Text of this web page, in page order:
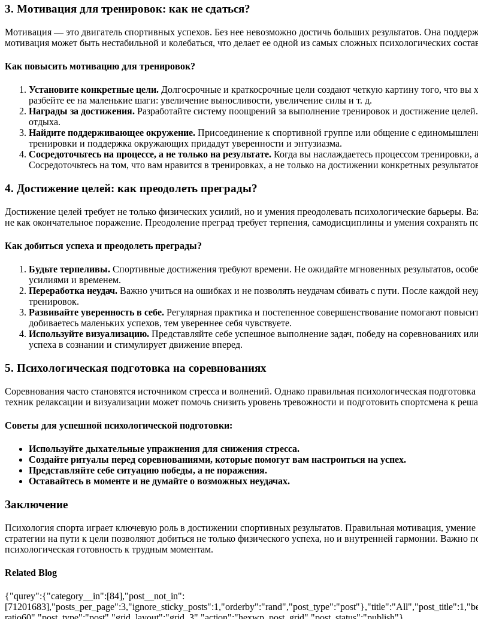
3. Мотивация для тренировок: как не сдаться?
Мотивация — это двигатель спортивных успехов. Без нее невозможно достичь больших результатов. Она
мотивация может быть нестабильной и колебаться, что делает ее одной из самых сложных психологических
Как повысить мотивацию для тренировок?
Установите конкретные цели. Долгосрочные и краткосрочные цели создают четкую картину того, что
разбейте ее на маленькие шаги: увеличение выносливости, увеличение силы и т. д.
Награды за достижения. Разработайте систему поощрений за выполнение тренировок и достижение
отдыха.
Найдите поддерживающее окружение. Присоединение к спортивной группе или общение с
тренировки и поддержка окружающих придадут уверенности и энтузиазма.
Сосредоточьтесь на процессе, а не только на результате. Когда вы наслаждаетесь процессом
Сосредоточьтесь на том, что вам нравится в тренировках, а не только на достижении конкретных
4. Достижение целей: как преодолеть преграды?
Достижение целей требует не только физических усилий, но и умения преодолевать психологические барьеры.
не как окончательное поражение. Преодоление преград требует терпения, самодисциплины и умения сохранять
Как добиться успеха и преодолеть преграды?
Будьте терпеливы. Спортивные достижения требуют времени. Не ожидайте мгновенных результатов,
усилиями и временем.
Переработка неудач. Важно учиться на ошибках и не позволять неудачам сбивать с пути. После каждой
тренировок.
Развивайте уверенность в себе. Регулярная практика и постепенное совершенствование помогают
добиваетесь маленьких успехов, тем увереннее себя чувствуете.
Используйте визуализацию. Представляйте себе успешное выполнение задач, победу на соревнованиях
успеха в сознании и стимулирует движение вперед.
5. Психологическая подготовка на соревнованиях
Соревнования часто становятся источником стресса и волнений. Однако правильная психологическая
техник релаксации и визуализации может помочь снизить уровень тревожности и подготовить спортсмена к
Советы для успешной психологической подготовки:
Используйте дыхательные упражнения для снижения стресса.
Создайте ритуалы перед соревнованиями, которые помогут вам настроиться на успех.
Представляйте себе ситуацию победы, а не поражения.
Оставайтесь в моменте и не думайте о возможных неудачах.
Заключение
Психология спорта играет ключевую роль в достижении спортивных результатов. Правильная мотивация, умение
стратегии на пути к цели позволяют добиться не только физического успеха, но и внутренней гармонии. Важно
психологическая готовность к трудным моментам.
Related Blog
{"qurey":{"category__in":[84],"post__not_in":